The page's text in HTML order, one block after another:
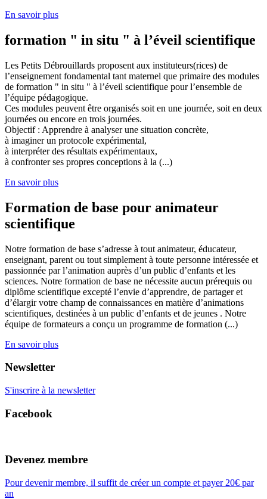
En savoir plus
formation " in situ " à l’éveil scientifique
Les Petits Débrouillards proposent aux instituteurs(rices) de
l’enseignement fondamental tant maternel que primaire des modules
de formation " in situ " à l’éveil scientifique pour l’ensemble de
l’équipe pédagogique.
Ces modules peuvent être organisés soit en une journée, soit en deux
journées ou encore en trois journées.
Objectif : Apprendre à analyser une situation concrète,
à imaginer un protocole expérimental,
à interpréter des résultats expérimentaux,
à confronter ses propres conceptions à la (...)
En savoir plus
Formation de base pour animateur
scientifique
Notre formation de base s’adresse à tout animateur, éducateur,
enseignant, parent ou tout simplement à toute personne intéressée et
passionnée par l’animation auprès d’un public d’enfants et les
sciences. Notre formation de base ne nécessite aucun prérequis ou
diplôme scientifique excepté l’envie d’apprendre, de partager et
d’élargir votre champ de connaissances en matière d’animations
scientifiques, destinées à un public d’enfants et de jeunes . Notre
équipe de formateurs a conçu un programme de formation (...)
En savoir plus
Newsletter
S'inscrire à la newsletter
Facebook
Devenez membre
Pour devenir membre, il suffit de créer un compte et payer 20€ par
an